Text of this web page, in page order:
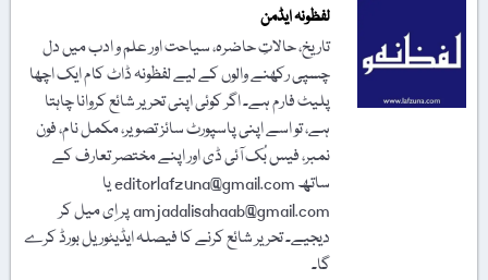
لفظونہ ایڈمن
تاریخ، حالاتِ حاضرہ، سیاحت اور علم و ادب میں دل
چسپی رکھنے والوں کے لیے لفظونہ ڈاٹ کام ایک اچھا
پلیٹ فارم ہے۔ اگر کوئی اپنی تحریر شائع کروانا چاہتا
ہے، تو اسے اپنی پاسپورٹ سائز تصویر، مکمل نام، فون
نمبر، فیس بُک آئی ڈی اور اپنے مختصر تعارف کے
ساتھ editorlafzuna@gmail.com یا
amjadalisahaab@gmail.com پر اِی میل کر
دیجیے۔ تحریر شائع کرنے کا فیصلہ ایڈیٹوریل بورڈ کرے
گا۔